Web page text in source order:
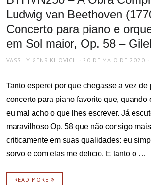
Ludwig van Beethoven
Concerto para piano e
em Sol maior, Op. 58 –
AUTHOR
VASSILY GENRIKHOVICH
POSTED
20 DE MAIO DE 2020
Tanto esperei por que chegasse a vez de
concerto para piano favorito que, quando
eu mal acho o que lhes escrever. Já
maravilhoso Op. 58 que não consigo
criticamente em suas qualidades: eu
sorvo e com elas me delicio. E tanto o …
READ MORE